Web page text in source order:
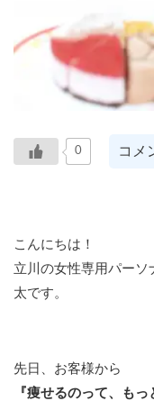
0 コメ
こんにちは！
立川の女性専用パーソ
太です。
先日、お客様から
『痩せるのって、も